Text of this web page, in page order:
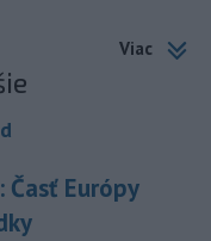
Viac
Časť Európy